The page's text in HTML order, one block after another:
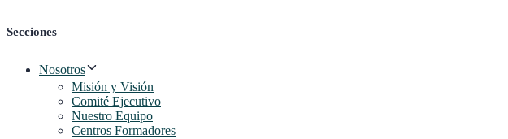
Secciones
Nosotros
Misión y Visión
Comité Ejecutivo
Nuestro Equipo
Centros Formadores